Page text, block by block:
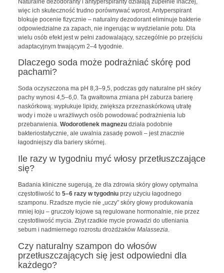
więc ich skuteczność trudno porównywać wprost. Antyperspirant
blokuje pocenie fizycznie – naturalny dezodorant eliminuje bakterie
odpowiedzialne za zapach, nie ingerując w wydzielanie potu. Dla
wielu osób efekt jest w pełni zadowalający, szczególnie po przejściu
adaptacyjnym trwającym 2–4 tygodnie.
Dlaczego soda może podrażniać skórę pod
pachami?
Soda oczyszczona ma pH 8,3–9,5, podczas gdy naturalne pH skóry
pachy wynosi 4,5–6,0. Ta gwałtowna zmiana pH zaburza barierę
naskórkową: wypłukuje lipidy, zwiększa przeznaskórkową utratę
wody i może u wrażliwych osób powodować podrażnienia lub
przebarwienia. Wodorotlenek magnezudziała podobnie
bakteriostatycznie, ale uwalnia zasadę powoli – jest znacznie
łagodniejszy dla bariery skórnej.
Ile razy w tygodniu myć włosy przetłuszczające
się?
Badania kliniczne sugerują, że dla zdrowia skóry głowy optymalna
częstotliwość to 5–6 razy w tygodniuprzy użyciu łagodnego
szamponu. Rzadsze mycie nie „uczy” skóry głowy produkowania
mniej łoju – gruczoły łojowe są regulowane hormonalnie, nie przez
częstotliwość mycia. Zbyt rzadkie mycie prowadzi do utleniania
sebum i nadmiernego rozrostu drożdżaków Malassezia.
Czy naturalny szampon do włosów
przetłuszczających się jest odpowiedni dla
każdego?